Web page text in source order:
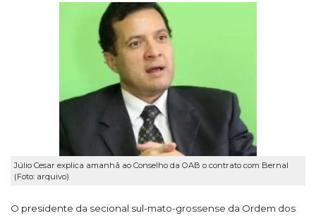
Júlio Cesar explica amanhã ao Conselho da OAB o contrato com Bernal
(Foto: arquivo)
O presidente da secional sul-mato-grossense da Ordem dos